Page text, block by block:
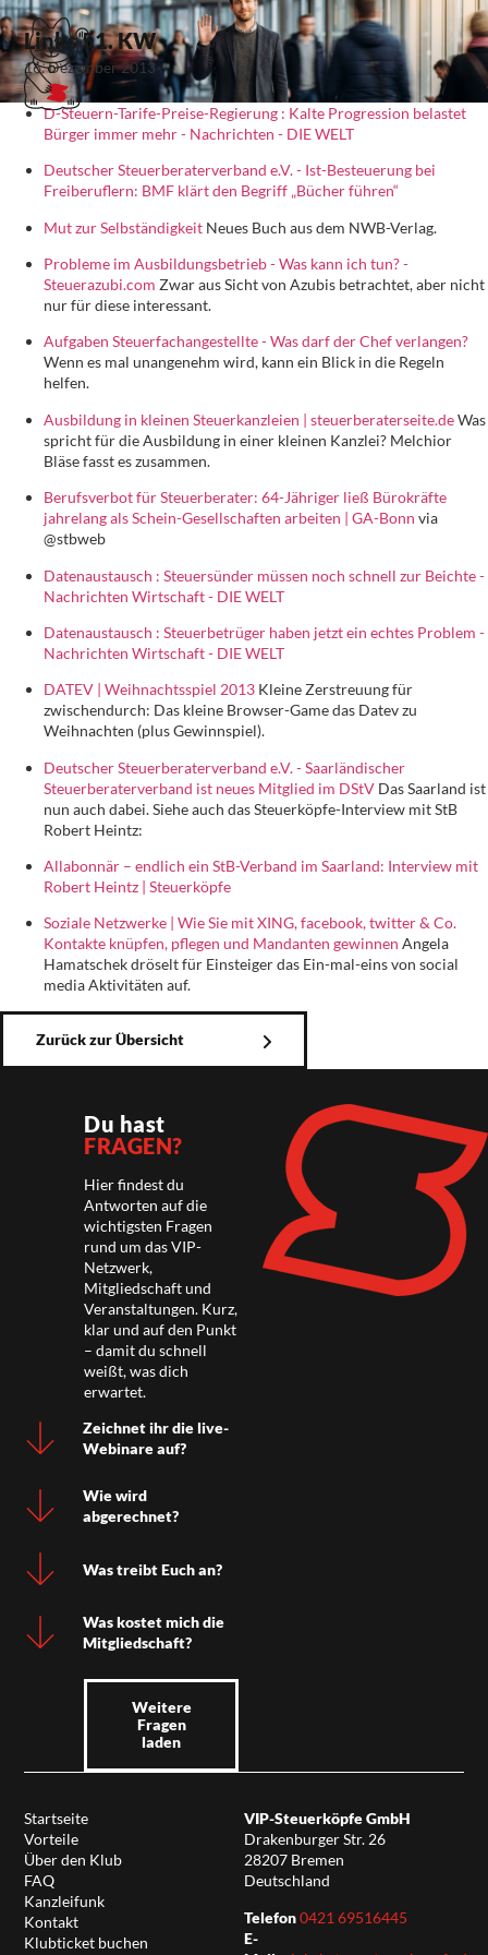
Links 51. KW
16. Dezember 2013
D-Steuern-Tarife-Preise-Regierung : Kalte Progression belastet
Bürger immer mehr - Nachrichten - DIE WELT
Deutscher Steuerberaterverband e.V. - Ist-Besteuerung bei
Freiberuflern: BMF klärt den Begriff „Bücher führen“
Mut zur Selbständigkeit Neues Buch aus dem NWB-Verlag.
Probleme im Ausbildungsbetrieb - Was kann ich tun? -
Steuerazubi.com Zwar aus Sicht von Azubis betrachtet, aber nicht
nur für diese interessant.
Aufgaben Steuerfachangestellte - Was darf der Chef verlangen?
Wenn es mal unangenehm wird, kann ein Blick in die Regeln
helfen.
Ausbildung in kleinen Steuerkanzleien | steuerberaterseite.deWas
spricht für die Ausbildung in einer kleinen Kanzlei? Melchior
Bläse fasst es zusammen.
Berufsverbot für Steuerberater: 64-Jähriger ließ Bürokräfte
jahrelang als Schein-Gesellschaften arbeiten | GA-Bonn via
@stbweb
Datenaustausch : Steuersünder müssen noch schnell zur Beichte -
Nachrichten Wirtschaft - DIE WELT
Datenaustausch : Steuerbetrüger haben jetzt ein echtes Problem -
Nachrichten Wirtschaft - DIE WELT
DATEV | Weihnachtsspiel 2013 Kleine Zerstreuung für
zwischendurch: Das kleine Browser-Game das Datev zu
Weihnachten (plus Gewinnspiel).
Deutscher Steuerberaterverband e.V. - Saarländischer
Steuerberaterverband ist neues Mitglied im DStV Das Saarland ist
nun auch dabei. Siehe auch das Steuerköpfe-Interview mit StB
Robert Heintz:
Allabonnär – endlich ein StB-Verband im Saarland: Interview mit
Robert Heintz | Steuerköpfe
Soziale Netzwerke | Wie Sie mit XING, facebook, twitter & Co.
Kontakte knüpfen, pflegen und Mandanten gewinnen Angela
Hamatschek dröselt für Einsteiger das Ein-mal-eins von social
media Aktivitäten auf.
Zurück zur Übersicht
Du hast
FRAGEN?
Hier findest du
Antworten auf die
wichtigsten Fragen
rund um das VIP-
Netzwerk,
Mitgliedschaft und
Veranstaltungen. Kurz,
klar und auf den Punkt
– damit du schnell
weißt, was dich
erwartet.
Zeichnet ihr die live-
Webinare auf?
Wie wird
abgerechnet?
Was treibt Euch an?
Was kostet mich die
Mitgliedschaft?
Weitere
Fragen
laden
Startseite
Vorteile
Über den Klub
FAQ
Kanzleifunk
Kontakt
Klubticket buchen
VIP-Steuerköpfe GmbH
Drakenburger Str. 26
28207 Bremen
Deutschland
Telefon0421 69516445
E-